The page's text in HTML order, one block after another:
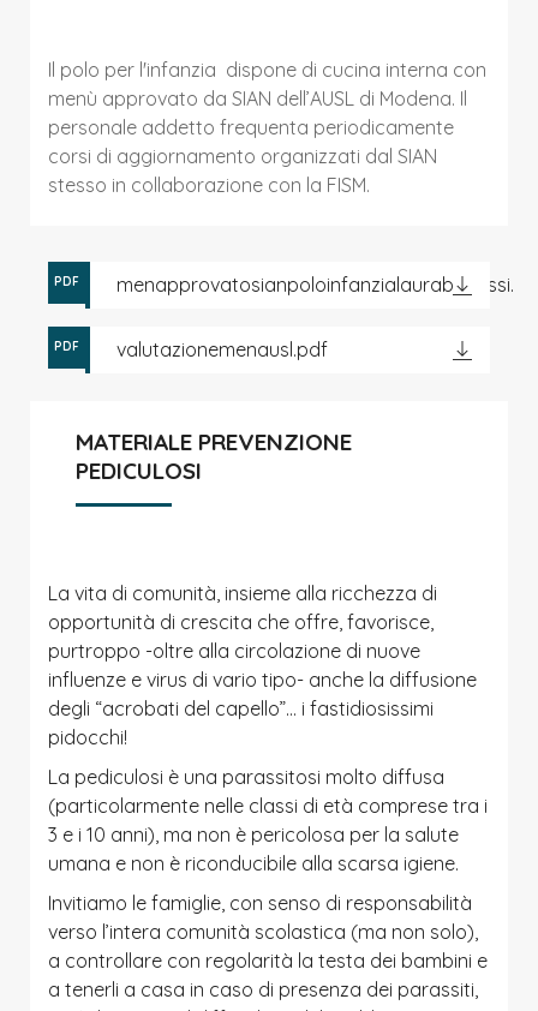
Il polo per l'infanzia dispone di cucina interna con
menù approvato da SIAN dell’AUSL di Modena. Il
personale addetto frequenta periodicamente
corsi di aggiornamento organizzati dal SIAN
stesso in collaborazione con la FISM.
PDF
PDF valutazionemenausl.pdf
MATERIALE PREVENZIONE
PEDICULOSI
La vita di comunità, insieme alla ricchezza di
opportunità di crescita che offre, favorisce,
purtroppo -oltre alla circolazione di nuove
influenze e virus di vario tipo- anche la diffusione
degli “acrobati del capello”… i fastidiosissimi
pidocchi!
La pediculosi è una parassitosi molto diffusa
(particolarmente nelle classi di età comprese tra i
3 e i 10 anni), ma non è pericolosa per la salute
umana e non è riconducibile alla scarsa igiene.
Invitiamo le famiglie, con senso di responsabilità
verso l’intera comunità scolastica (ma non solo),
a controllare con regolarità la testa dei bambini e
a tenerli a casa in caso di presenza dei parassiti,